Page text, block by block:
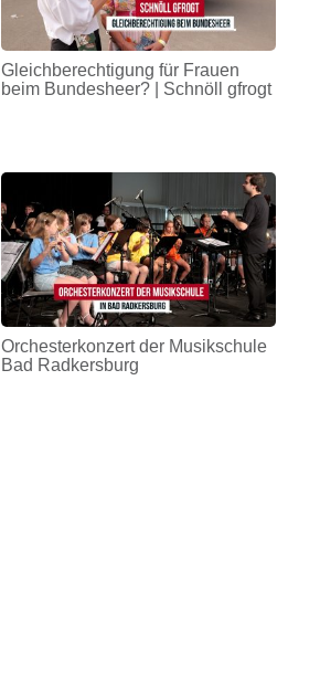
Gleichberechtigung für Frauen
beim Bundesheer? | Schnöll gfrogt
Orchesterkonzert der Musikschule
Bad Radkersburg